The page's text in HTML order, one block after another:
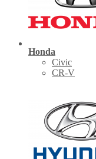
Honda
Civic
CR-V